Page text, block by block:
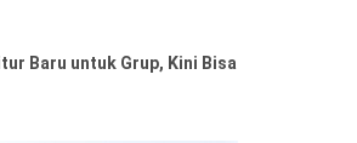
Baru untuk Grup, Kini Bisa